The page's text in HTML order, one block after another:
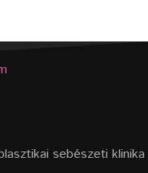
sebészeti klinika